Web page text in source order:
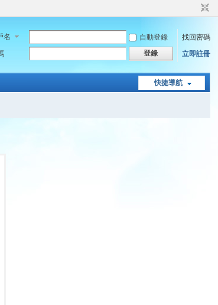
名 自動登錄
找回密碼
登錄 立即註冊
快捷導航